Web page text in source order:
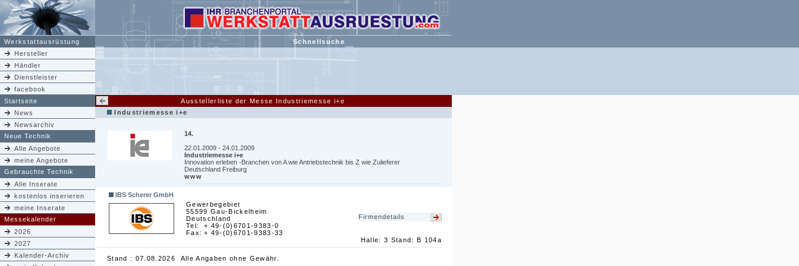
Werkstattausrüstung
Schnellsuche
Hersteller
Händler
Dienstleister
facebook
Startseite
Ausstellerliste der Messe Industriemesse i+e
News
Newsarchiv
Neue Technik
Alle Angebote
meine Angebote
Gebrauchte Technik
Alle Inserate
kostenlos inserieren
meine Inserate
Messekalender
2026
2027
Kalender-Archiv
Industriemesse i+e
14.
22.01.2009 - 24.01.2009
Industriemesse i+e
Innovation erleben -Branchen von A wie Antriebstechnik bis Z wie Zulieferer
Deutschland Freiburg
www
IBS Scherer GmbH
Gewerbegebiet
55599 Gau-Bickelheim
Deutschland
Firmendetails
Tel:
Fax:
+ 49-(0)6701-9383-0
+ 49-(0)6701-9383-33
Halle: 3 Stand: B 104a
Stand : 07.08.2026 Alle Angaben ohne Gewähr.